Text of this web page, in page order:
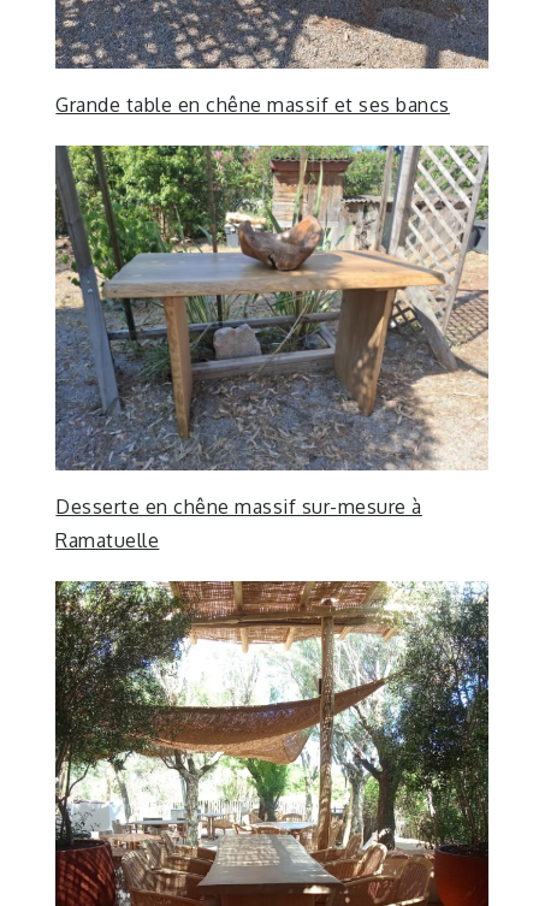
Grande table en chêne massif et ses bancs
Desserte en chêne massif sur-mesure à
Ramatuelle